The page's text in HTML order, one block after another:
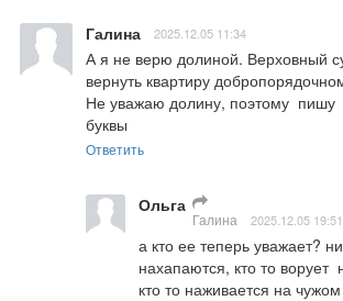
Галина 2025.12.05 11:34
А я не верю долиной. Верховный
вернуть квартиру
Не уважаю долину, поэтому  пишу
буквы
Ответить
Ольга
Галина 2025.12.05 19:51
а кто ее теперь уважает?
нахапаются, кто то ворует
кто то наживается на